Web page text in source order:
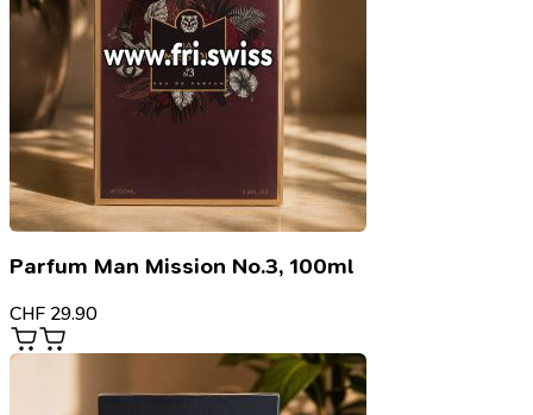
Parfum Man Mission No.3, 100ml
CHF 29.90